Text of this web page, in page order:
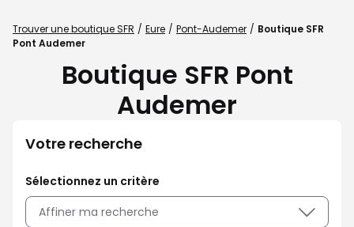
Trouver une boutique SFR Eure Pont-Audemer
Boutique SFR
Pont Audemer
Boutique SFR Pont
Audemer
Votre recherche
Sélectionnez un critère
Affiner ma recherche